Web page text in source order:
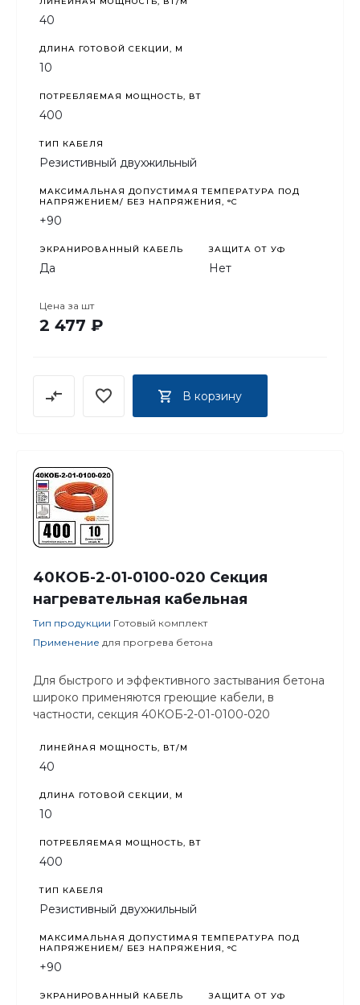
40
ДЛИНА ГОТОВОЙ СЕКЦИИ, М
10
ПОТРЕБЛЯЕМАЯ МОЩНОСТЬ, ВТ
400
ТИП КАБЕЛЯ
Резистивный двухжильный
МАКСИМАЛЬНАЯ ДОПУСТИМАЯ ТЕМПЕРАТУРА ПОД
НАПРЯЖЕНИЕМ/ БЕЗ НАПРЯЖЕНИЯ, °C
+90
ЭКРАНИРОВАННЫЙ КАБЕЛЬ
Да
ЗАЩИТА ОТ УФ
Нет
Цена за шт
2 477 ₽
В корзину
40КОБ-2-01-0100-020 Секция
нагревательная кабельная
Тип продукции Готовый комплект
Применение для прогрева бетона
Для быстрого и эффективного застывания бетона
широко применяются греющие кабели, в
частности, секция 40КОБ-2-01-0100-020
ЛИНЕЙНАЯ МОЩНОСТЬ, ВТ/М
40
ДЛИНА ГОТОВОЙ СЕКЦИИ, М
10
ПОТРЕБЛЯЕМАЯ МОЩНОСТЬ, ВТ
400
ТИП КАБЕЛЯ
Резистивный двухжильный
МАКСИМАЛЬНАЯ ДОПУСТИМАЯ ТЕМПЕРАТУРА ПОД
НАПРЯЖЕНИЕМ/ БЕЗ НАПРЯЖЕНИЯ, °C
+90
ЭКРАНИРОВАННЫЙ КАБЕЛЬ ЗАЩИТА ОТ УФ